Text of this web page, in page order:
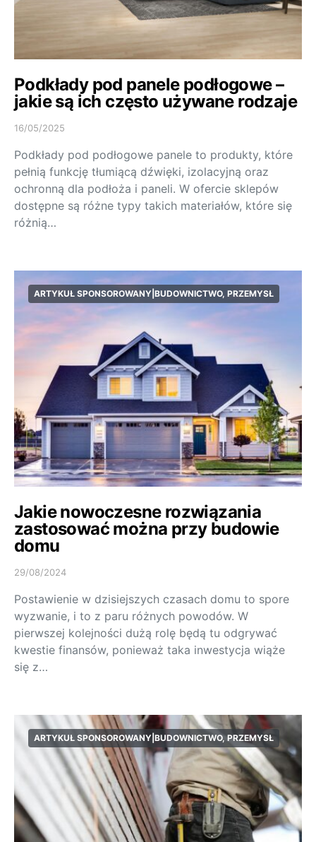
Podkłady pod panele podłogowe –
jakie są ich często używane rodzaje
16/05/2025
Podkłady pod podłogowe panele to produkty, które
pełnią funkcję tłumiącą dźwięki, izolacyjną oraz
ochronną dla podłoża i paneli. W ofercie sklepów
dostępne są różne typy takich materiałów, które się
różnią…
ARTYKUŁ SPONSOROWANY|BUDOWNICTWO, PRZEMYSŁ
Jakie nowoczesne rozwiązania
zastosować można przy budowie
domu
29/08/2024
Postawienie w dzisiejszych czasach domu to spore
wyzwanie, i to z paru różnych powodów. W
pierwszej kolejności dużą rolę będą tu odgrywać
kwestie finansów, ponieważ taka inwestycja wiąże
się z…
ARTYKUŁ SPONSOROWANY|BUDOWNICTWO, PRZEMYSŁ